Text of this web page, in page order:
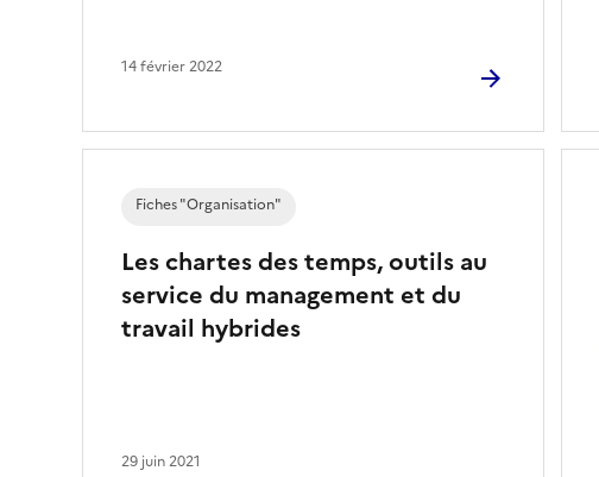
14 février 2022
Les chartes des temps, outils au
service du management et du
travail hybrides
Fiches "Organisation"
29 juin 2021